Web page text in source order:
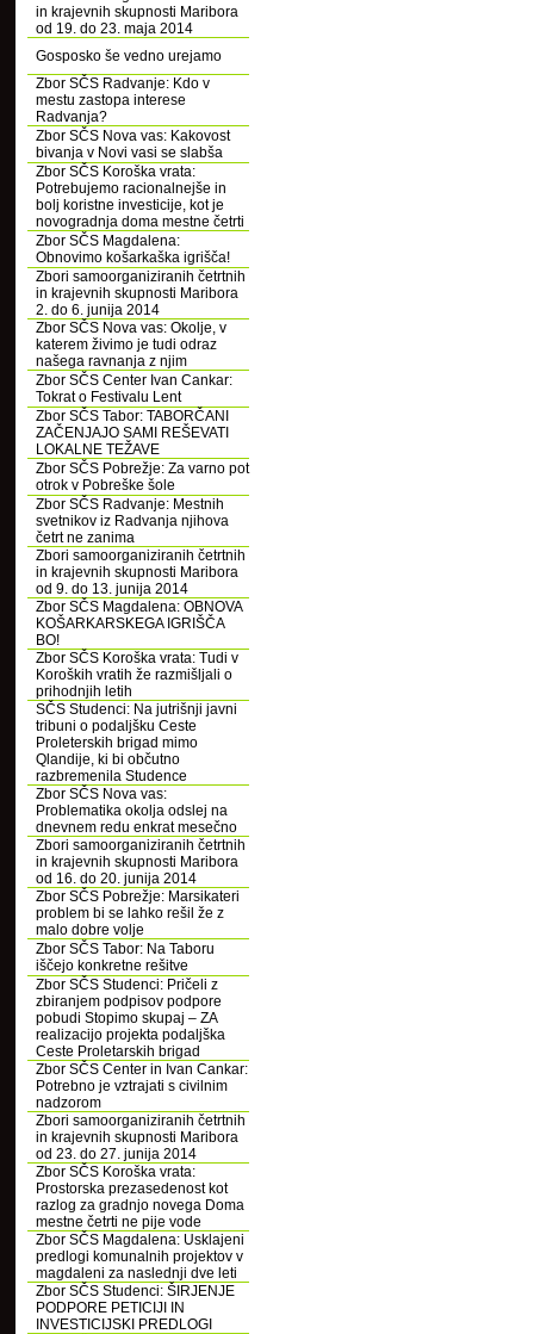
in krajevnih skupnosti Maribora
od 19. do 23. maja 2014
Gosposko še vedno urejamo
Zbor SČS Radvanje: Kdo v
mestu zastopa interese
Radvanja?
Zbor SČS Nova vas: Kakovost
bivanja v Novi vasi se slabša
Zbor SČS Koroška vrata:
Potrebujemo racionalnejše in
bolj koristne investicije, kot je
novogradnja doma mestne četrti
Zbor SČS Magdalena:
Obnovimo košarkaška igrišča!
Zbori samoorganiziranih četrtnih
in krajevnih skupnosti Maribora
2. do 6. junija 2014
Zbor SČS Nova vas: Okolje, v
katerem živimo je tudi odraz
našega ravnanja z njim
Zbor SČS Center Ivan Cankar:
Tokrat o Festivalu Lent
Zbor SČS Tabor: TABORČANI
ZAČENJAJO SAMI REŠEVATI
LOKALNE TEŽAVE
Zbor SČS Pobrežje: Za varno pot
otrok v Pobreške šole
Zbor SČS Radvanje: Mestnih
svetnikov iz Radvanja njihova
četrt ne zanima
Zbori samoorganiziranih četrtnih
in krajevnih skupnosti Maribora
od 9. do 13. junija 2014
Zbor SČS Magdalena: OBNOVA
KOŠARKARSKEGA IGRIŠČA
BO!
Zbor SČS Koroška vrata: Tudi v
Koroških vratih že razmišljali o
prihodnjih letih
SČS Studenci: Na jutrišnji javni
tribuni o podaljšku Ceste
Proleterskih brigad mimo
Qlandije, ki bi občutno
razbremenila Studence
Zbor SČS Nova vas:
Problematika okolja odslej na
dnevnem redu enkrat mesečno
Zbori samoorganiziranih četrtnih
in krajevnih skupnosti Maribora
od 16. do 20. junija 2014
Zbor SČS Pobrežje: Marsikateri
problem bi se lahko rešil že z
malo dobre volje
Zbor SČS Tabor: Na Taboru
iščejo konkretne rešitve
Zbor SČS Studenci: Pričeli z
zbiranjem podpisov podpore
pobudi Stopimo skupaj – ZA
realizacijo projekta podaljška
Ceste Proletarskih brigad
Zbor SČS Center in Ivan Cankar:
Potrebno je vztrajati s civilnim
nadzorom
Zbori samoorganiziranih četrtnih
in krajevnih skupnosti Maribora
od 23. do 27. junija 2014
Zbor SČS Koroška vrata:
Prostorska prezasedenost kot
razlog za gradnjo novega Doma
mestne četrti ne pije vode
Zbor SČS Magdalena: Usklajeni
predlogi komunalnih projektov v
magdaleni za naslednji dve leti
Zbor SČS Studenci: ŠIRJENJE
PODPORE PETICIJI IN
INVESTICIJSKI PREDLOGI